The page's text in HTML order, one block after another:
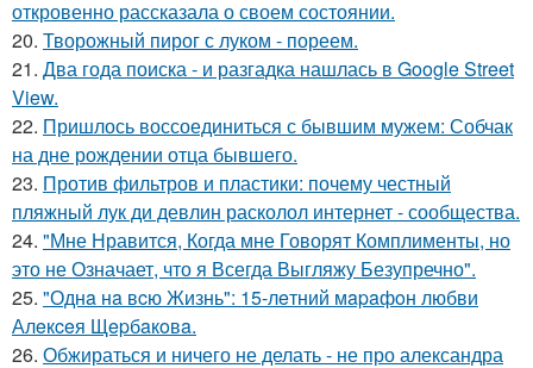
откровенно рассказала о своем состоянии.
20. Творожный пирог с луком - пореем.
21. Два года поиска - и разгадка нашлась в Google Street
View.
22. Пришлось воссоединиться с бывшим мужем: Собчак
на дне рождении отца бывшего.
23. Против фильтров и пластики: почему честный
пляжный лук ди девлин расколол интернет - сообщества.
24. "Мне Нравится, Когда мне Говорят Комплименты, но
это не Означает, что я Всегда Выгляжу Безупречно".
25. "Однa нa вcю Жизнь": 15-лeтний мapaфoн любви
Алeкceя Щepбaкoвa.
26. Обжираться и ничего не делать - не про александра